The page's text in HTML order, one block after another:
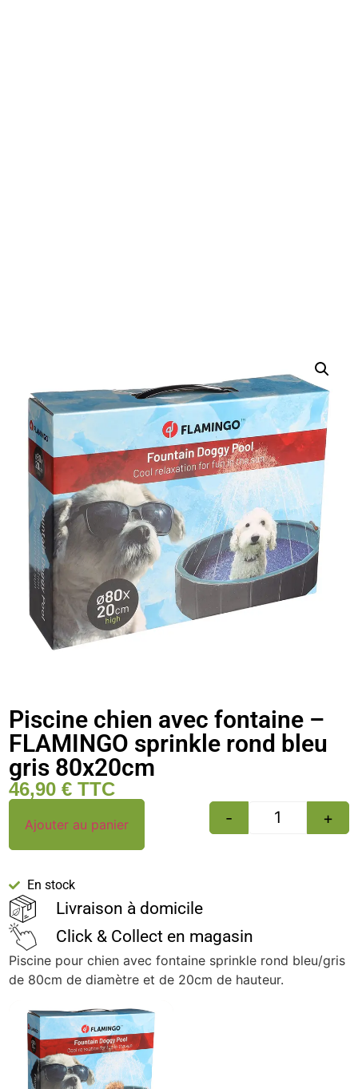
Piscine chien avec fontaine –
FLAMINGO sprinkle rond bleu
gris 80x20cm
46,90€ TTC
- +
Ajouter au panier
En stock
Livraison à domicile
Click & Collect en magasin
Piscine pour chien avec fontaine sprinkle rond bleu/gris
de 80cm de diamètre et de 20cm de hauteur.